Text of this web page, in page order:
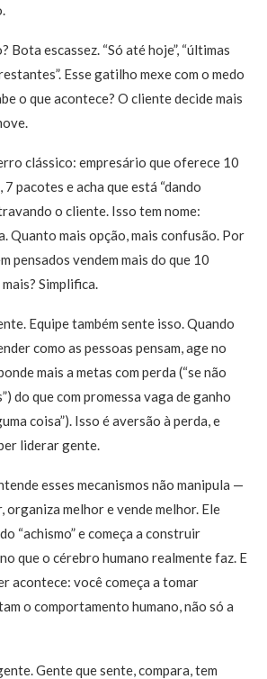
Bota escassez. “Só até hoje”, “últimas
Esse gatilho mexe com o medo
o que acontece? O cliente decide mais
clássico: empresário que oferece 10
pacotes e acha que está “dando
o cliente. Isso tem nome:
Quanto mais opção, mais confusão. Por
pensados vendem mais do que 10
Simplifica.
Equipe também sente isso. Quando
como as pessoas pensam, age no
mais a metas com perda (“se não
do que com promessa vaga de ganho
coisa”). Isso é aversão à perda, e
liderar gente.
esses mecanismos não manipula —
organiza melhor e vende melhor. Ele
“achismo” e começa a construir
que o cérebro humano realmente faz. E
acontece: você começa a tomar
o comportamento humano, não só a
Gente que sente, compara, tem